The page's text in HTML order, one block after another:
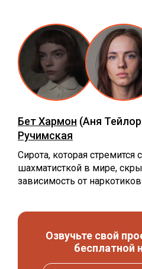
Бет Хармон (Аня
Ручимская
Сирота, которая стремится
шахматисткой в мире,
зависимость от
Озвучьте свой
бесплатной